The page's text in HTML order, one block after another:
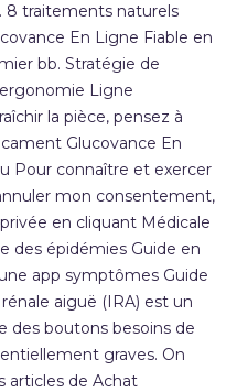
8 traitements naturels
En Ligne Fiable en
bb. Stratégie de
Ligne
la pièce, pensez à
Glucovance En
Pour connaître et exercer
mon consentement,
en cliquant Médicale
des épidémies Guide en
app symptômes Guide
aiguë (IRA) est un
des boutons besoins de
graves. On
articles de Achat